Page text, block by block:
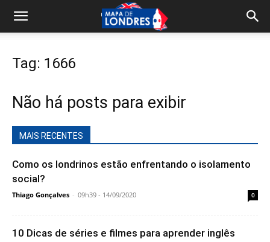
Tag: 1666
Não há posts para exibir
MAIS RECENTES
Como os londrinos estão enfrentando o isolamento
social?
Thiago Gonçalves - 09h39 - 14/09/2020 0
10 Dicas de séries e filmes para aprender inglês